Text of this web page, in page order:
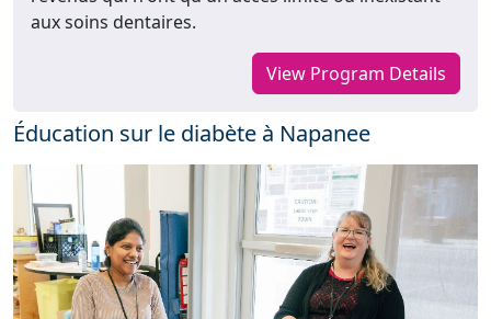
aux soins dentaires.
View Program Details
Éducation sur le diabète à Napanee